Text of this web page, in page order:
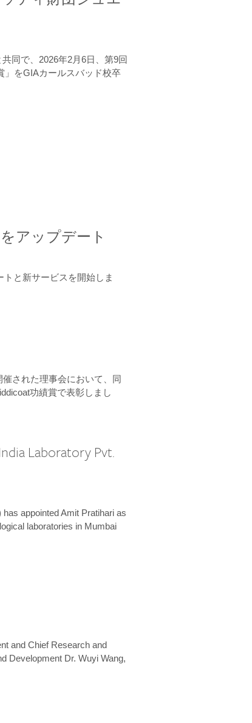
同で、2026年2月6日、第9回
」をGIAカールスバッド校卒
アップデート
と新サービスを開始しま
された理事会において、同
功績賞で表彰しまし
Laboratory Pvt.
appointed Amit Pratihari as
laboratories in Mumbai
and Chief Research and
Development Dr. Wuyi Wang,